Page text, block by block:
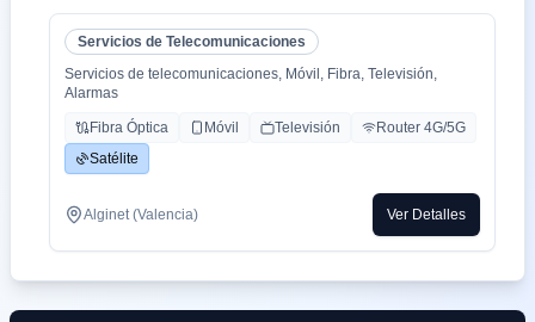
cliente es humana y rapidez en solución de problemas que es
lo que está falta la sociedad.
Servicios de Telecomunicaciones
Servicios de telecomunicaciones, Móvil, Fibra, Televisión,
Alarmas
Fibra Óptica Móvil Televisión
Router 4G/5G
Satélite
Alginet (Valencia) Ver Detalles